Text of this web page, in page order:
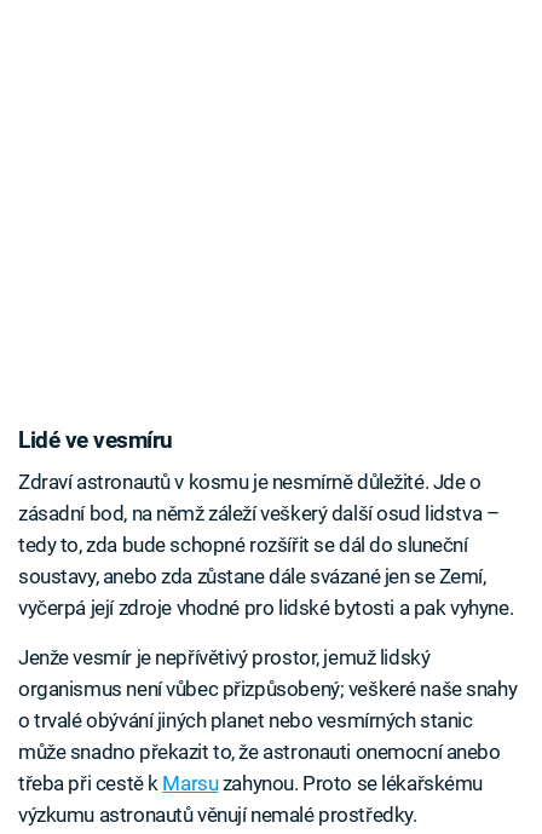
Lidé ve vesmíru
Zdraví astronautů v kosmu je nesmírně důležité. Jde o
zásadní bod, na němž záleží veškerý další osud lidstva –
tedy to, zda bude schopné rozšířit se dál do sluneční
soustavy, anebo zda zůstane dále svázané jen se Zemí,
vyčerpá její zdroje vhodné pro lidské bytosti a pak vyhyne.
Jenže vesmír je nepřívětivý prostor, jemuž lidský
organismus není vůbec přizpůsobený; veškeré naše snahy
o trvalé obývání jiných planet nebo vesmírných stanic
může snadno překazit to, že astronauti onemocní anebo
třeba při cestě k Marsuzahynou. Proto se lékařskému
výzkumu astronautů věnují nemalé prostředky.